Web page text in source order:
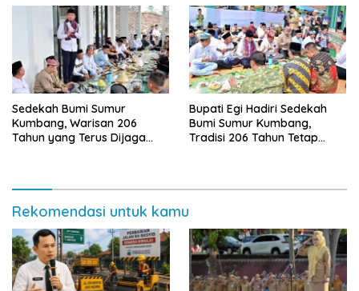
Sedekah Bumi Sumur
Kumbang, Warisan 206
Tahun yang Terus Dijaga
Bupati Egi Hadiri Sedekah
Bumi Sumur Kumbang,
Tradisi 206 Tahun Tetap
Rekomendasi untuk kamu